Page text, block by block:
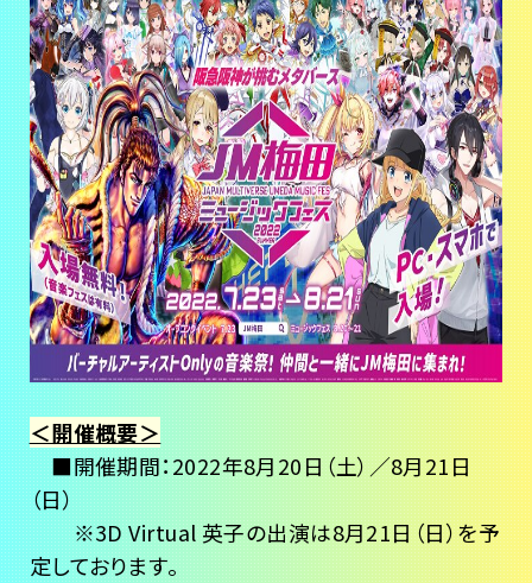
＜開催概要＞
■開催期間：2022年8月20日（土）／8月21日
（日）
※3D Virtual 英子の出演は8月21日（日）を予
定しております。